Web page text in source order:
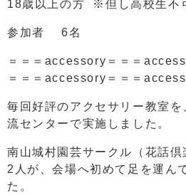
18歳以上の方 ※但し高校生不
参加者 6名
＝＝＝accessory＝＝＝
＝＝＝accessory＝＝＝
毎回好評のアクセサリー教室
流センターで実施しました。
南山城村園芸サークル（花話
2人が、会場へ初めて足を運ん
た。